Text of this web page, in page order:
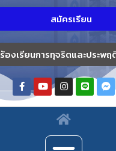
สมัครเรียน
ร้องเรียนการทุจริตและประพ